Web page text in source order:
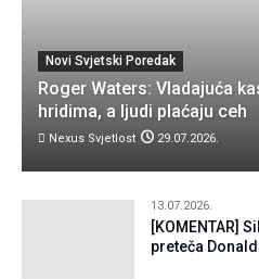
Novi Svjetski Poredak
Roger Waters: Vladajuća
hridima, a ljudi plaćaju ceh
Nexus Svjetlost 29.07.2026.
13.07.2026.
[KOMENTAR]
preteča